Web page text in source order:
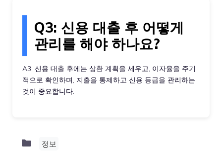
Q3: 신용 대출 후 어떻게
관리를 해야 하나요?
A3: 신용 대출 후에는 상환 계획을 세우고, 이자율을 주기
적으로 확인하며, 지출을 통제하고 신용 등급을 관리하는
것이 중요합니다.
Categories
정보